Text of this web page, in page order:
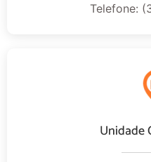
Telefone:
Unidade